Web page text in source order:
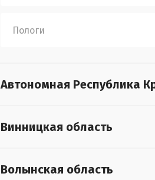
Пологи
Автономная Республика
Винницкая область
Волынская область